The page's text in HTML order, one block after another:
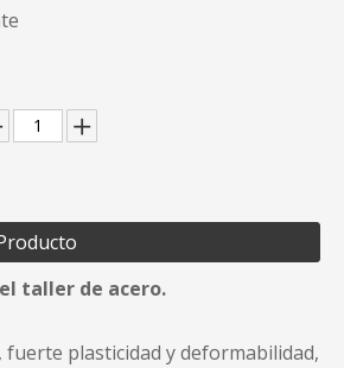
taller de acero.
fuerte plasticidad y deformabilidad,